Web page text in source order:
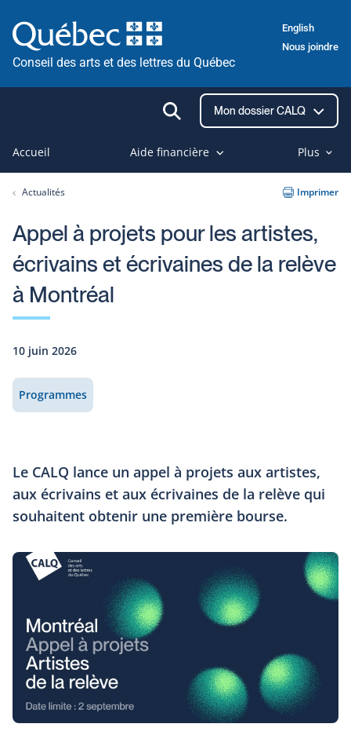
au
contenu
Conseil des arts et des lettres du Québec
English
Nous joindre
Ouvrir
la
recherche
Mon dossier CALQ
Accueil Aide financière Plus
Actualités Imprimer
Appel à projets pour les artistes,
écrivains et écrivaines de la relève
à Montréal
10 juin 2026
Programmes
Le CALQ lance un appel à projets aux artistes,
aux écrivains et aux écrivaines de la relève qui
souhaitent obtenir une première bourse.